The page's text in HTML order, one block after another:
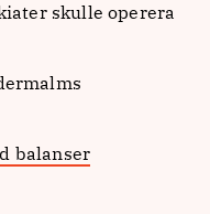
skulle operera
balanser